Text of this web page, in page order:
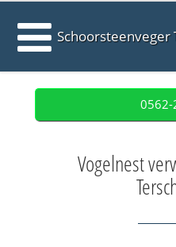
Schoorsteenveger
Vogelnest